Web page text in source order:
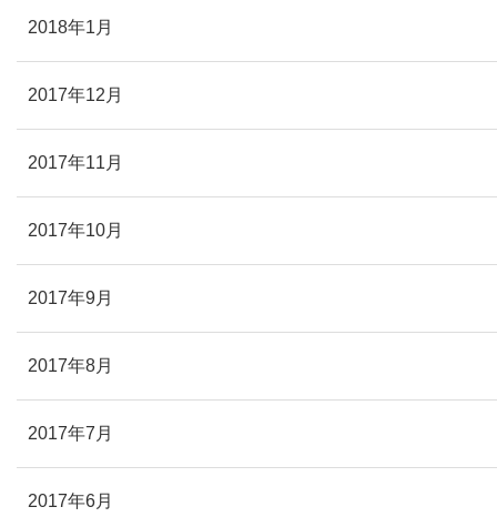
2018年1月
2017年12月
2017年11月
2017年10月
2017年9月
2017年8月
2017年7月
2017年6月